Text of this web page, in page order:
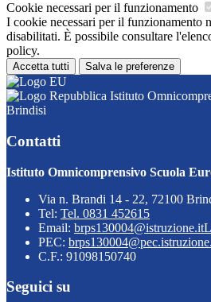
Cookie necessari per il funzionamento
I cookie necessari per il funzionamento
disabilitati. È possibile consultare
policy.
Accetta tutti Salva le preferenze
Istituto
Brindisi
Contatti
Istituto Omnicomprensivo Scuola
Via n. Brandi 14 - 22, 72100
Tel: Tel. 0831 452615
Email: brps130004@istruzione.it
PEC:
C.F.: 91098150740
Seguici su